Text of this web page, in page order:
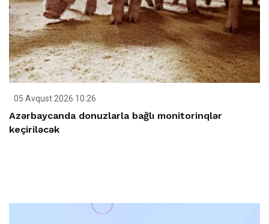
05 Avqust 2026 10:26
Azərbaycanda donuzlarla bağlı monitorinqlər
keçiriləcək